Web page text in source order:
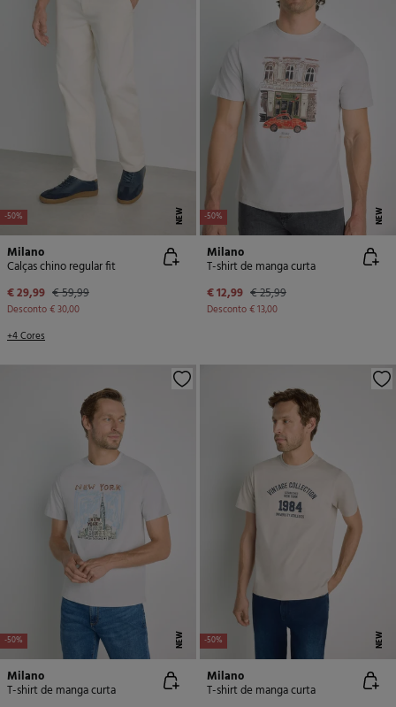
-50% NEW
Milano
Calças chino regular fit
€ 29,99 € 59,99
Desconto€ 30,00
+4 Cores
-50% NEW
Milano
T-shirt de manga curta
€ 12,99 € 25,99
Desconto€ 13,00
-50% NEW
Milano
T-shirt de manga curta
-50% NEW
Milano
T-shirt de manga curta